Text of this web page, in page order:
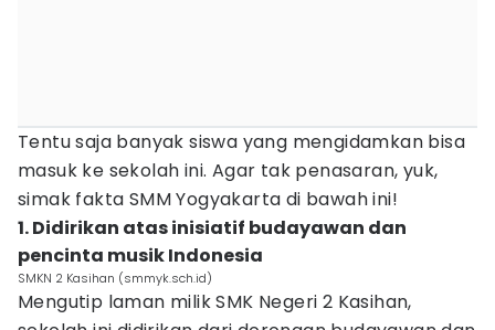
Tentu saja banyak siswa yang mengidamkan bisa
masuk ke sekolah ini. Agar tak penasaran, yuk,
simak fakta SMM Yogyakarta di bawah ini!
1. Didirikan atas inisiatif budayawan dan
pencinta musik Indonesia
SMKN 2 Kasihan (smmyk.sch.id)
Mengutip laman milik SMK Negeri 2 Kasihan,